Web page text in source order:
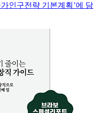
인구전략 기본계획’에 담